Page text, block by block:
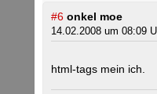
#6 onkel moe
14.02.2008 um 08:09
html-tags mein ich.